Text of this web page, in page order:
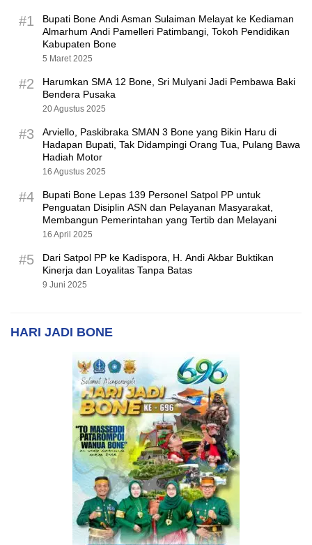
#1
Bupati Bone Andi Asman Sulaiman Melayat ke Kediaman
Almarhum Andi Pamelleri Patimbangi, Tokoh Pendidikan
Kabupaten Bone
5 Maret 2025
#2
Harumkan SMA 12 Bone, Sri Mulyani Jadi Pembawa Baki
Bendera Pusaka
20 Agustus 2025
#3
Arviello, Paskibraka SMAN 3 Bone yang Bikin Haru di
Hadapan Bupati, Tak Didampingi Orang Tua, Pulang Bawa
Hadiah Motor
16 Agustus 2025
#4
Bupati Bone Lepas 139 Personel Satpol PP untuk
Penguatan Disiplin ASN dan Pelayanan Masyarakat,
Membangun Pemerintahan yang Tertib dan Melayani
16 April 2025
#5
Dari Satpol PP ke Kadispora, H. Andi Akbar Buktikan
Kinerja dan Loyalitas Tanpa Batas
9 Juni 2025
HARI JADI BONE